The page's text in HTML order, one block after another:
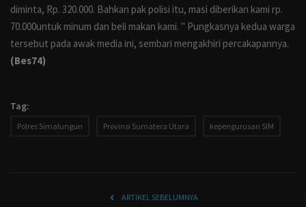
diminta, Rp. 320.000. Bahkan pak polisi itu, masi diberikan kami rp.
70.000untuk minum dan beli makan kami. " Pungkasnya kedua warga
tersebut pada awak media ini, sembari mengakhiri percakapannya.
(Bes74)
Tag:
Polres Simalungun Provinsi Sumatera Utara kepengurusan SIM
ARTIKEL SEBELUMNYA